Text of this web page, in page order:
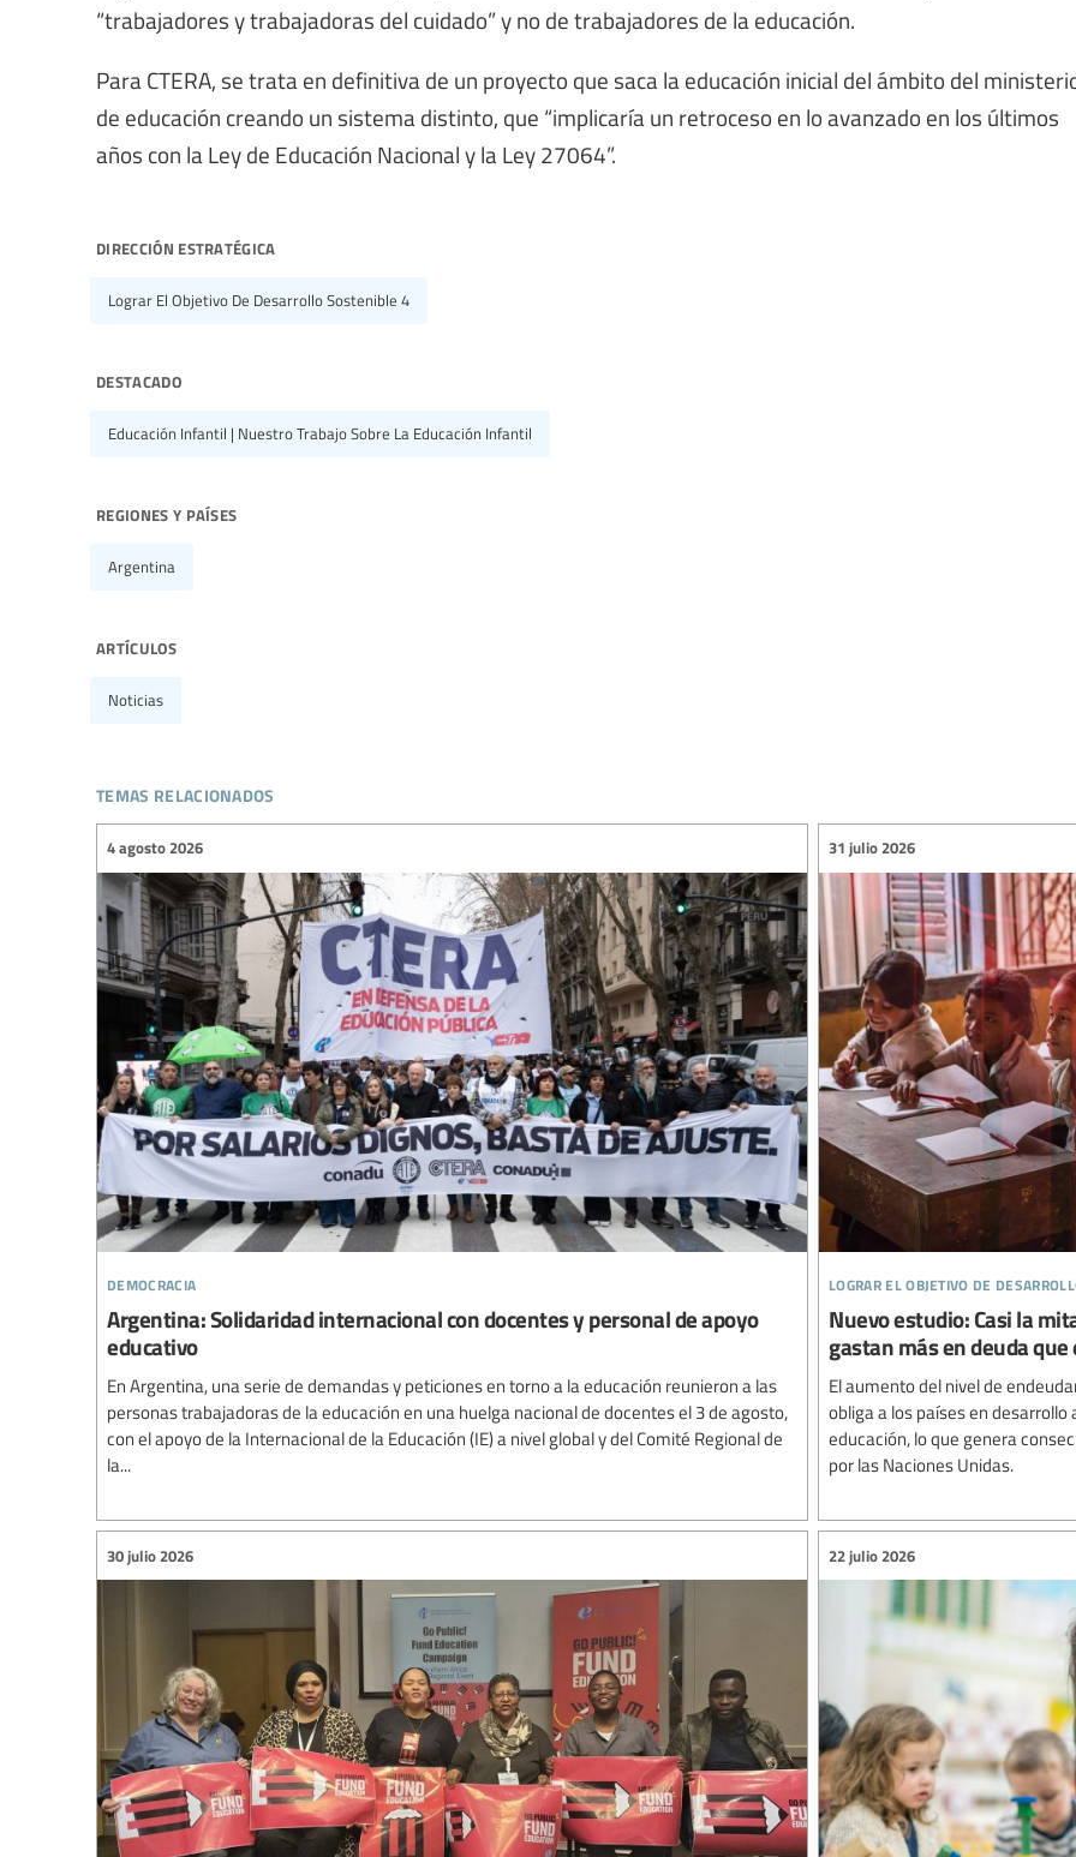
“trabajadores y trabajadoras del cuidado” y no de trabajadores de la educación.
Para CTERA, se trata en definitiva de un proyecto que saca la educación inicial del ámbito del
de educación creando un sistema distinto, que “implicaría un retroceso en lo avanzado en los últimos
años con la Ley de Educación Nacional y la Ley 27064”.
dirección estratégica
Lograr El Objetivo De Desarrollo Sostenible 4
destacado
Educación Infantil | Nuestro Trabajo Sobre La Educación Infantil
regiones y países
Argentina
artículos
Noticias
temas relacionados
democracia
4 agosto 2026
Argentina: Solidaridad internacional con docentes y personal de apoyo
educativo
En Argentina, una serie de demandas y peticiones en torno a la educación reunieron a las
personas trabajadoras de la educación en una huelga nacional de docentes el 3 de agosto,
con el apoyo de la Internacional de la Educación (IE) a nivel global y del Comité Regional de
la...
lograr el objetivo de
31 julio 2026
Nuevo estudio: Casi la
gastan más en deuda
El aumento del nivel de
obliga a los países en
educación, lo que genera
por las Naciones Unidas.
30 julio 2026 22 julio 2026